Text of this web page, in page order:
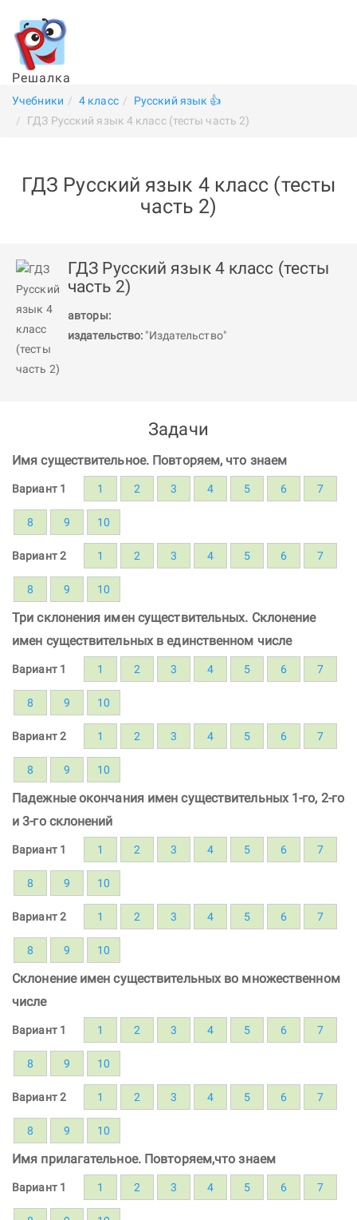
Решалка
Учебники 4 класс
Русский язык 👍
ГДЗ Русский язык 4 класс (тесты часть 2)
ГДЗ Русский язык 4 класс (тесты
часть 2)
ГДЗ Русский язык 4 класс (тесты
часть 2)
авторы:
издательство: "Издательство"
Задачи
Имя существительное. Повторяем, что знаем
Вариант 1 1 2 3 4 5 6 7
8 9 10
Вариант 2 1 2 3 4 5 6 7
8 9 10
Три склонения имен существительных. Склонение
имен существительных в единственном числе
Вариант 1 1 2 3 4 5 6 7
8 9 10
Вариант 2 1 2 3 4 5 6 7
8 9 10
Падежные окончания имен существительных 1-го, 2-го
и 3-го склонений
Вариант 1 1 2 3 4 5 6 7
8 9 10
Вариант 2 1 2 3 4 5 6 7
8 9 10
Склонение имен существительных во множественном
числе
Вариант 1 1 2 3 4 5 6 7
8 9 10
Вариант 2 1 2 3 4 5 6 7
8 9 10
Имя прилагательное. Повторяем,что знаем
Вариант 1 1 2 3 4 5 6 7